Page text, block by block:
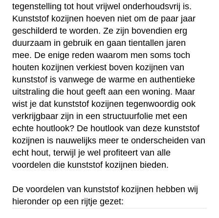
tegenstelling tot hout vrijwel onderhoudsvrij is.
Kunststof kozijnen hoeven niet om de paar jaar
geschilderd te worden. Ze zijn bovendien erg
duurzaam in gebruik en gaan tientallen jaren
mee. De enige reden waarom men soms toch
houten kozijnen verkiest boven kozijnen van
kunststof is vanwege de warme en authentieke
uitstraling die hout geeft aan een woning. Maar
wist je dat kunststof kozijnen tegenwoordig ook
verkrijgbaar zijn in een structuurfolie met een
echte houtlook? De houtlook van deze kunststof
kozijnen is nauwelijks meer te onderscheiden van
echt hout, terwijl je wel profiteert van alle
voordelen die kunststof kozijnen bieden.
De voordelen van kunststof kozijnen hebben wij
hieronder op een rijtje gezet: